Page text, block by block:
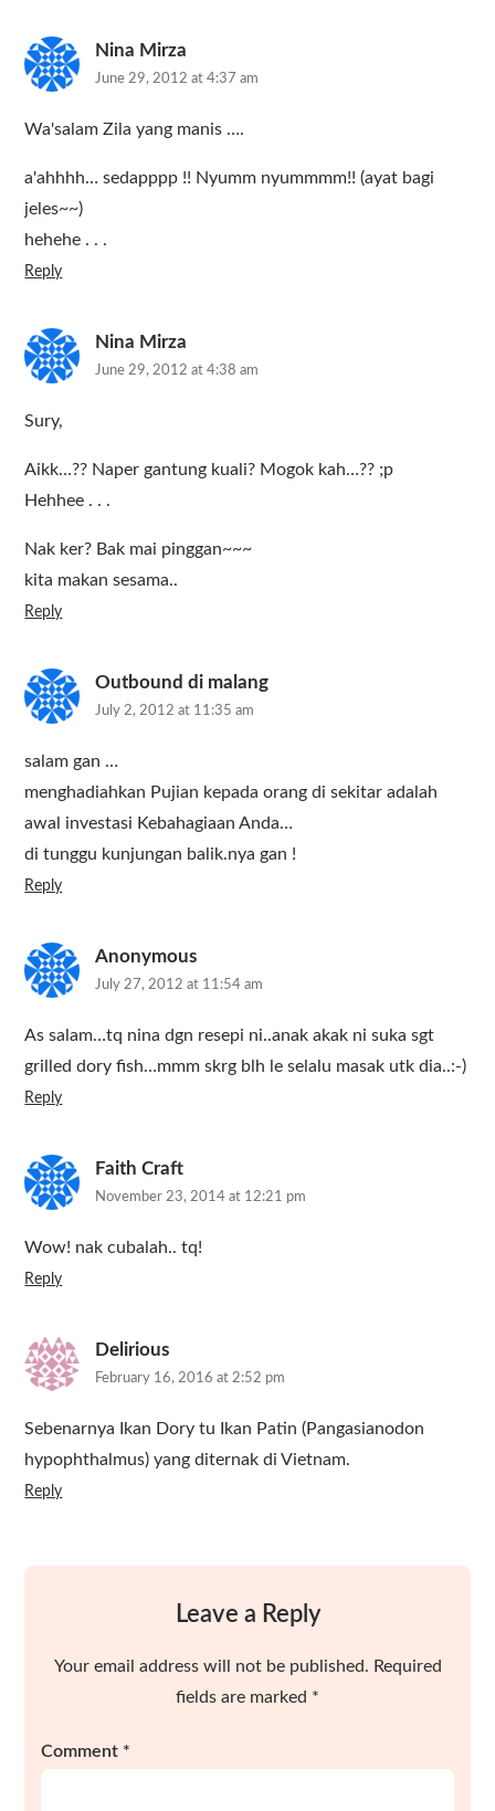
Nina Mirza
June 29, 2012 at 4:37 am
Wa'salam Zila yang manis ….
a'ahhhh… sedapppp !! Nyumm nyummmm!! (ayat bagi
jeles~~)
hehehe . . .
Reply
Nina Mirza
June 29, 2012 at 4:38 am
Sury,
Aikk…?? Naper gantung kuali? Mogok kah…?? ;p
Hehhee . . .
Nak ker? Bak mai pinggan~~~
kita makan sesama..
Reply
Outbound di malang
July 2, 2012 at 11:35 am
salam gan …
menghadiahkan Pujian kepada orang di sekitar adalah
awal investasi Kebahagiaan Anda…
di tunggu kunjungan balik.nya gan !
Reply
Anonymous
July 27, 2012 at 11:54 am
As salam…tq nina dgn resepi ni..anak akak ni suka sgt
grilled dory fish…mmm skrg blh le selalu masak utk dia..:-)
Reply
Faith Craft
November 23, 2014 at 12:21 pm
Wow! nak cubalah.. tq!
Reply
Delirious
February 16, 2016 at 2:52 pm
Sebenarnya Ikan Dory tu Ikan Patin (Pangasianodon
hypophthalmus) yang diternak di Vietnam.
Reply
Leave a Reply
Your email address will not be published. Required
fields are marked *
Comment *